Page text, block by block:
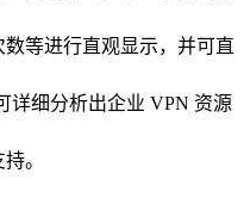
等进行直观显示，并可直
详细分析出企业 VPN 资源
。